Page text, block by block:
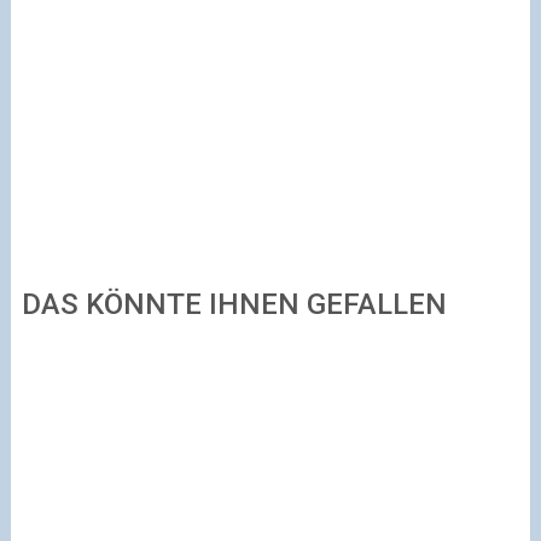
DAS KÖNNTE IHNEN GEFALLEN